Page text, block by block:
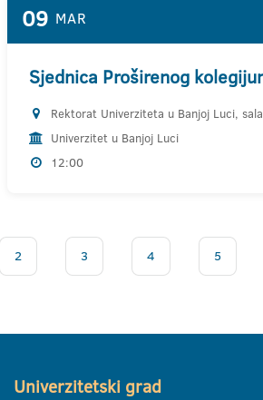
09 MAR
Sjednica Proširenog
Rektorat Univerziteta u Banjoj Luci,
Univerzitet u Banjoj Luci
12:00
2 3 4 5
Univerzitetski grad